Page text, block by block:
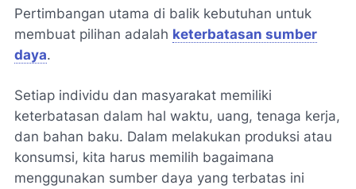
Pertimbangan utama di balik kebutuhan untuk
membuat pilihan adalah keterbatasan sumber
daya.
Setiap individu dan masyarakat memiliki
keterbatasan dalam hal waktu, uang, tenaga kerja,
dan bahan baku. Dalam melakukan produksi atau
konsumsi, kita harus memilih bagaimana
menggunakan sumber daya yang terbatas ini